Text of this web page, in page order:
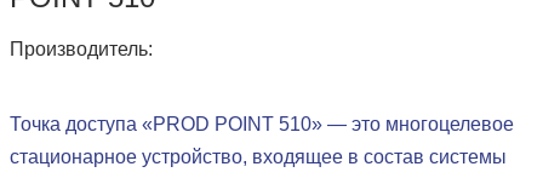
Производитель:
Точка доступа «PROD POINT 510» — это многоцелевое
стационарное устройство, входящее в состав системы